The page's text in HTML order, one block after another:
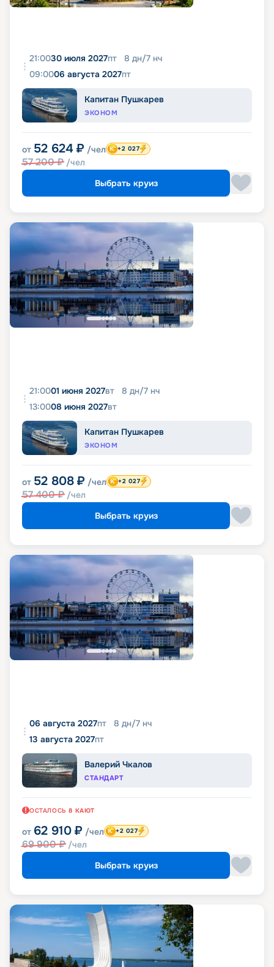
21:0030 июля 2027пт 8 дн/7 нч
09:0006 августа 2027пт
Капитан Пушкарев
ЭКОНОМ
от 52 624 ₽ /чел
57 200₽ /чел
+2 027
Выбрать круиз
21:0001 июня 2027вт 8 дн/7 нч
13:0008 июня 2027вт
Капитан Пушкарев
ЭКОНОМ
от 52 808 ₽ /чел
57 400₽ /чел
+2 027
Выбрать круиз
06 августа 2027пт 8 дн/7 нч
13 августа 2027пт
Валерий Чкалов
СТАНДАРТ
ОСТАЛОСЬ 8 КАЮТ
от 62 910 ₽ /чел
69 900₽ /чел
+2 027
Выбрать круиз